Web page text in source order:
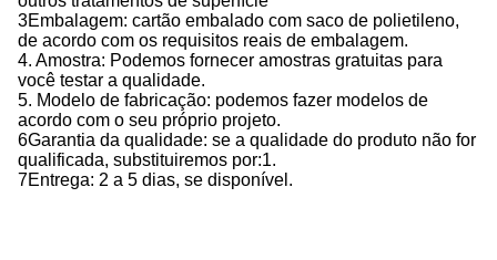
3Embalagem: cartão embalado com saco de polietileno,
de acordo com os requisitos reais de embalagem.
4. Amostra: Podemos fornecer amostras gratuitas para
você testar a qualidade.
5. Modelo de fabricação: podemos fazer modelos de
acordo com o seu próprio projeto.
6Garantia da qualidade: se a qualidade do produto não for
qualificada, substituiremos por:1.
7Entrega: 2 a 5 dias, se disponível.